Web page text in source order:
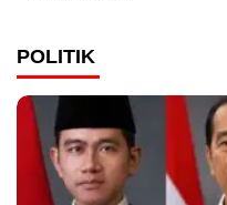
POLITIK